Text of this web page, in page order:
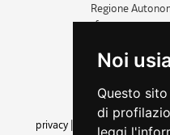
Noi
Questo
di
leggi
Regione
c.f.
+39
privacy
cookie |note legali